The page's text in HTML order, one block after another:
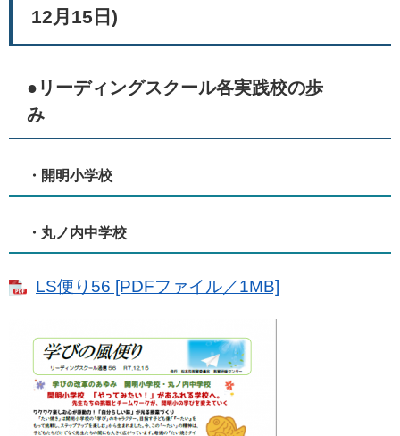
12月15日)
●リーディングスクール各実践校の歩
み
・開明小学校
・丸ノ内中学校
LS便り56 [PDFファイル／1MB]